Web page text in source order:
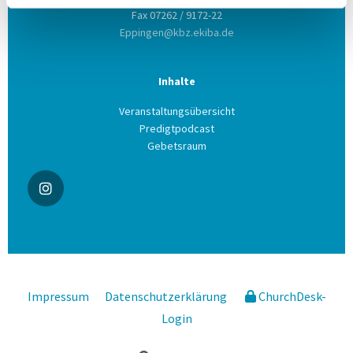
Fax 07262 / 9172-22
Eppingen@kbz.ekiba.de
Inhalte
Veranstaltungsübersicht
Predigtpodcast
Gebetsraum
Impressum Datenschutzerklärung
ChurchDesk-
Login